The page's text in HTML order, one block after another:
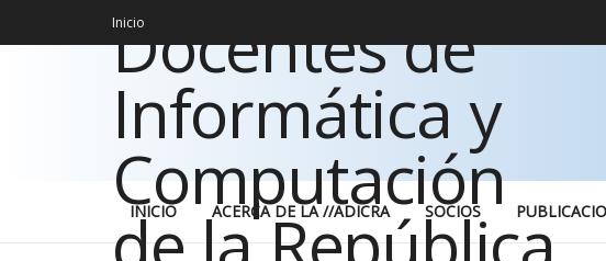
Inicio
INICIO ACERCA DE LA //ADICRA SOCIOS